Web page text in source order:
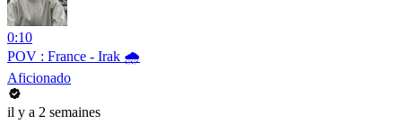
0:10
POV : France - Irak 🌧️
Aficionado
il y a 2 semaines